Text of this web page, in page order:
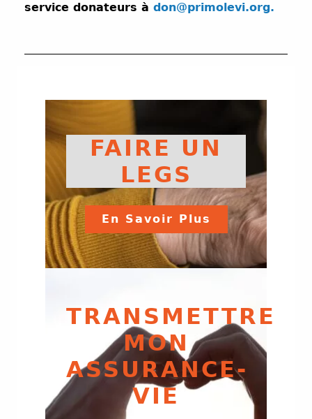
service donateurs à don@primolevi.org.
FAIRE UN
LEGS
En Savoir Plus
TRANSMETTRE
MON
ASSURANCE-
VIE